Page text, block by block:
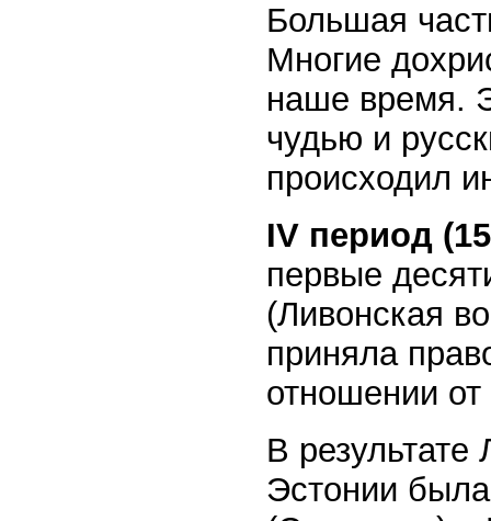
Большая
Многие
наше время.
чудью и
происходил
IV период
первые
(Ливонская
приняла
отношении от
В результате
Эстонии